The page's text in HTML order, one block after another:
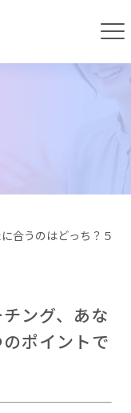
合うのはどっち？５
ング、あな
ポイントで